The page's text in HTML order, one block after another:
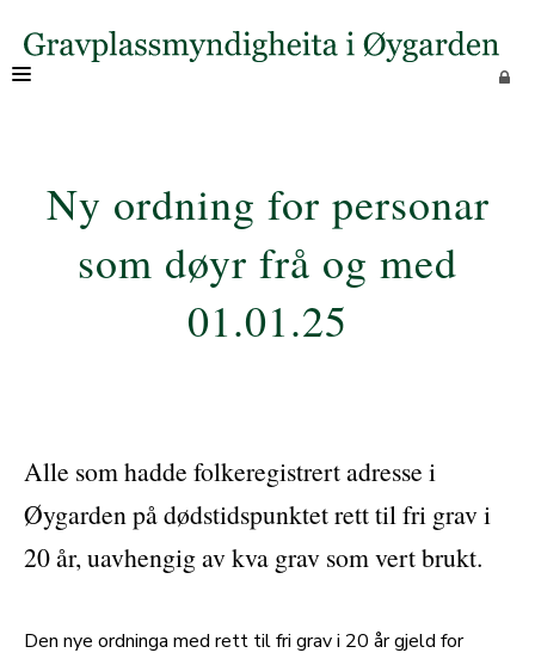
Ny ordning for personar
som døyr frå og med
01.01.25
Alle som hadde folkeregistrert adresse i
Øygarden på dødstidspunktet rett til fri grav i
20 år, uavhengig av kva grav som vert brukt.
Den nye ordninga med rett til fri grav i 20 år gjeld for